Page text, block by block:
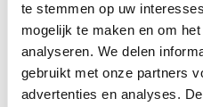
te stemmen op uw
mogelijk te maken en om
analyseren. We delen
gebruikt met onze partners
advertenties en analyses.